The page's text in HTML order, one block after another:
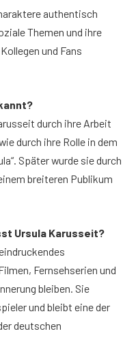
authentisch
Themen und ihre
und Fans
durch ihre Arbeit
durch ihre Rolle in dem
Später wurde sie durch
breiteren Publikum
Ursula Karusseit?
Fernsehserien und
bleiben. Sie
und bleibt eine der
deutschen